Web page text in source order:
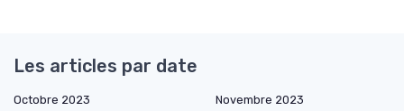
Les articles par date
Octobre 2023
Novembre 2023